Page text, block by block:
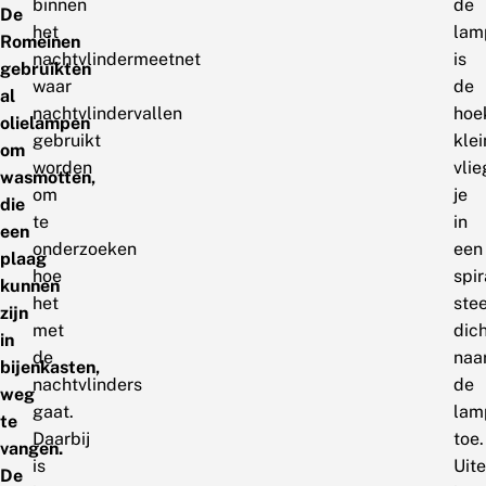
De
Romeinen
gebruikten
al
olielampen
om
wasmotten,
die
een
plaag
kunnen
zijn
in
bijenkasten,
weg
te
vangen.
De
binnen
het
nachtvlindermeetnet
waar
nachtvlindervallen
gebruikt
worden
om
te
onderzoeken
hoe
het
met
de
nachtvlinders
gaat.
Daarbij
is
de
is
de
je
in
een
de
toe.